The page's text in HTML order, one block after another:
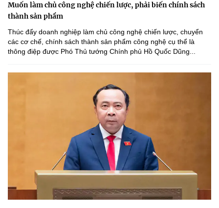
Muốn làm chủ công nghệ chiến lược, phải biến chính sách
thành sản phẩm
Thúc đẩy doanh nghiệp làm chủ công nghệ chiến lược, chuyển
các cơ chế, chính sách thành sản phẩm công nghệ cụ thể là
thông điệp được Phó Thủ tướng Chính phủ Hồ Quốc Dũng...